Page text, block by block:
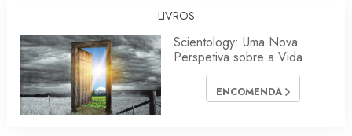
LIVROS
Scientology: Uma Nova
Perspetiva sobre a Vida
ENCOMENDA